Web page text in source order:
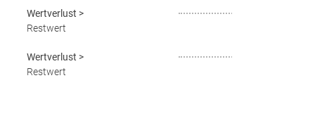
Wertverlust >
Restwert
Wertverlust >
Restwert